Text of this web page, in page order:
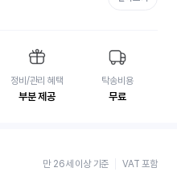
정비/관리 혜택
부분 제공
탁송비용
무료
만 26세 이상 기준 VAT 포함